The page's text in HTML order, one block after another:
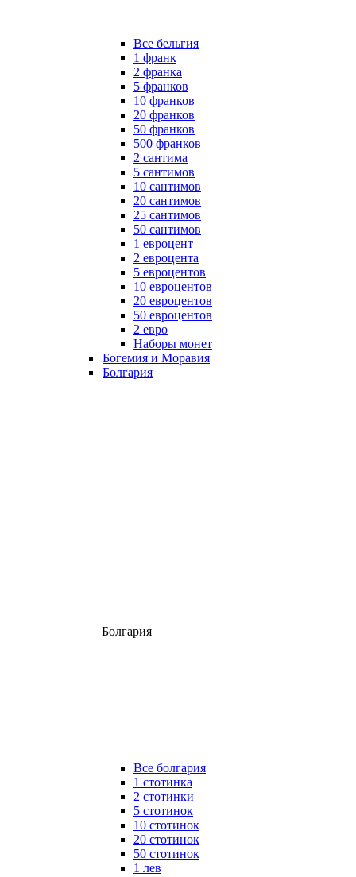
Все бельгия
1 франк
2 франка
5 франков
10 франков
20 франков
50 франков
500 франков
2 сантима
5 сантимов
10 сантимов
20 сантимов
25 сантимов
50 сантимов
1 евроцент
2 евроцента
5 евроцентов
10 евроцентов
20 евроцентов
50 евроцентов
2 евро
Наборы монет
Богемия и Моравия
Болгария
Болгария
Все болгария
1 стотинка
2 стотинки
5 стотинок
10 стотинок
20 стотинок
50 стотинок
1 лев